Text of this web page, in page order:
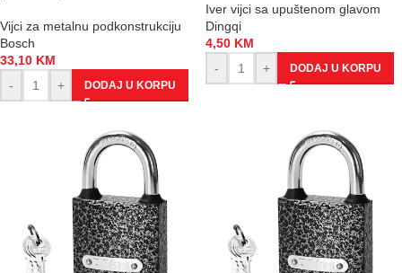
Vijci za metalnu podkonstrukciju
Bosch
33,10 KM
-
+ DODAJ U KORPU
Iver vijci sa upuštenom glavom
Dingqi
4,50 KM
-
+ DODAJ U KORPU